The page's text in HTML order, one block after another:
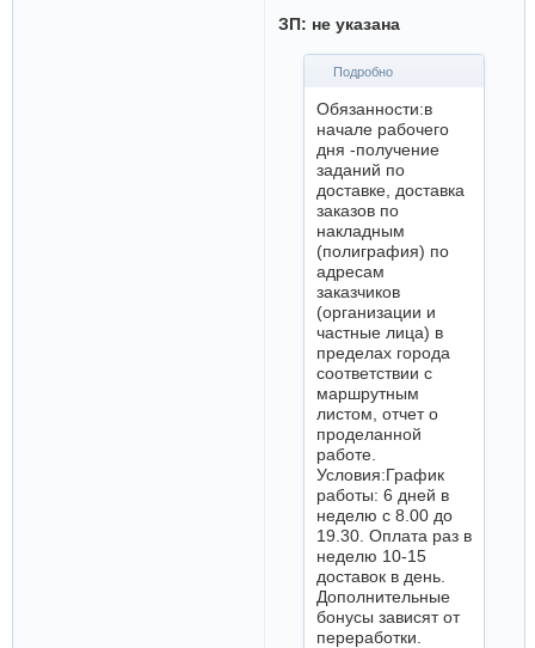
ЗП: не указана
Подробно
Обязанности:в
начале рабочего
дня -получение
заданий по
доставке, доставка
заказов по
накладным
(полиграфия) по
адресам
заказчиков
(организации и
частные лица) в
пределах города
соответствии с
маршрутным
листом, отчет о
проделанной
работе.
Условия:График
работы: 6 дней в
неделю с 8.00 до
19.30. Оплата раз в
неделю 10-15
доставок в день.
Дополнительные
бонусы зависят от
переработки.